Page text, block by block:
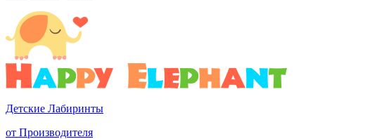
Детские Лабиринты
от Производителя